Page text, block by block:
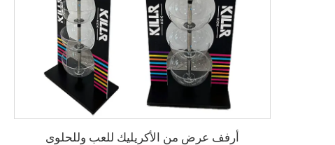
أرفف عرض من الأكريليك للعب وللحلوى